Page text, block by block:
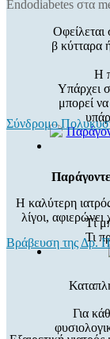
Οφείλεται
β κύτταρα
Η
Υπάρχει
μπορεί
Τί
Τι
Για
Endodiabetes στα
Σύνδρομο
Βράβευση της Δρ.
Η καλύτερη
λίγοι,